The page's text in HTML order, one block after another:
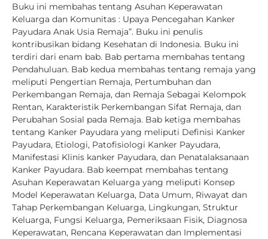
Buku ini membahas tentang Asuhan Keperawatan
Keluarga dan Komunitas : Upaya Pencegahan Kanker
Payudara Anak Usia Remaja”. Buku ini penulis
kontribusikan bidang Kesehatan di Indonesia. Buku ini
terdiri dari enam bab. Bab pertama membahas tentang
Pendahuluan. Bab kedua membahas tentang remaja yang
meliputi Pengertian Remaja, Pertumbuhan dan
Perkembangan Remaja, dan Remaja Sebagai Kelompok
Rentan, Karakteristik Perkembangan Sifat Remaja, dan
Perubahan Sosial pada Remaja. Bab ketiga membahas
tentang Kanker Payudara yang meliputi Definisi Kanker
Payudara, Etiologi, Patofisiologi Kanker Payudara,
Manifestasi Klinis kanker Payudara, dan Penatalaksanaan
Kanker Payudara. Bab keempat membahas tentang
Asuhan Keperawatan Keluarga yang meliputi Konsep
Model Keperawatan Keluarga, Data Umum, Riwayat dan
Tahap Perkembangan Keluarga, Lingkungan, Struktur
Keluarga, Fungsi Keluarga, Pemeriksaan Fisik, Diagnosa
Keperawatan, Rencana Keperawatan dan Implementasi